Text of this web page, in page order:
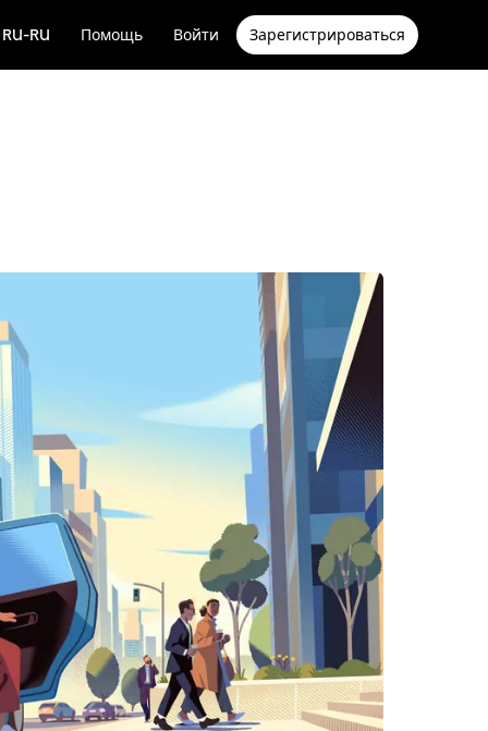
RU-RU Помощь Войти Зарегистрироваться